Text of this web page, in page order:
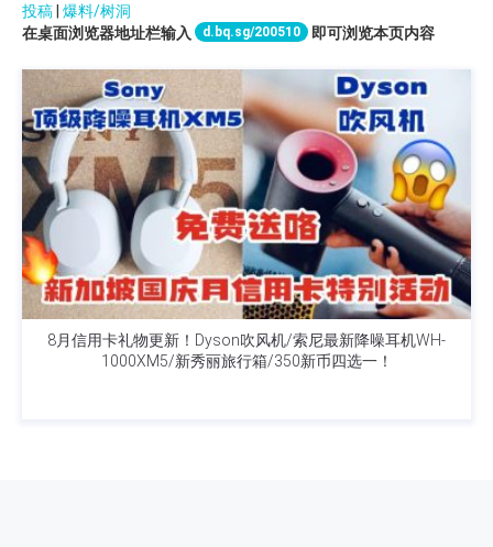
投稿 爆料/树洞
在桌面浏览器地址栏输入
d.bq.sg/200510 即可浏览本页内容
8月信用卡礼物更新！Dyson吹风机/索尼最新降噪耳机WH-
1000XM5/新秀丽旅行箱/350新币四选一！